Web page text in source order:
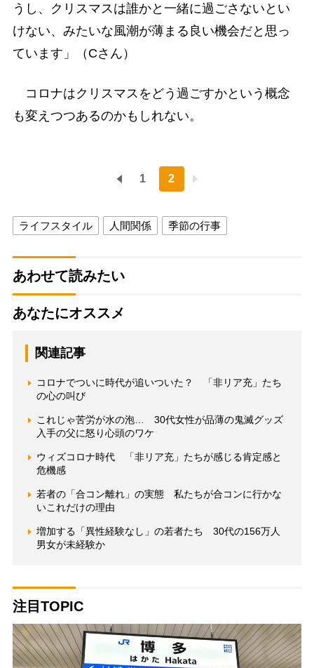
うし、クリスマスは誰かと一緒に過ごさないとい
けない、みたいな風潮が薄まる良い機会だと思っ
ています」（Cさん）
コロナはクリスマスをどう過ごすかという概念
も変えつつあるのかもしれない。
1 2
ライフスタイル 人間関係 季節の行事
あわせて読みたい
あなたにオススメ
関連記事
コロナでついに時代が追いついた？ 「非リア充」たち
の心の叫び
これじゃ苦労が水の泡… 30代女性が品薄の鬼滅グッズ
入手の父に怒り心頭のワケ
ウィズコロナ時代 「非リア充」たちが感じる肯定感と
危機感
若者の「合コン離れ」の実態 私たちが合コンに行かな
いこれだけの理由
増加する「異性経験なし」の若者たち 30代の156万人
男女が未経験か
注目TOPIC